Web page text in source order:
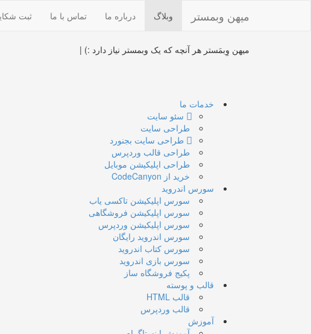
میهن وبمستر وبلاگ درباره ما تماس با ما ثبت
میهن وِبمَستر هر آنچه که یک وبمستر نیاز دارد :) |
خدمات ما
سئو سایت
طراحی سایت
طراحی سایت بجنورد
طراحی قالب وردپرس
طراحی اپلیکیشن موبایل
خرید از CodeCanyon
سورس اندروید
سورس اپلیکیشن تاکسی یاب
سورس اپلیکیشن فروشگاهی
سورس اپلیکیشن وردپرس
سورس اندروید رایگان
سورس کتاب اندروید
سورس بازی اندروید
پکیج فروشگاه ساز
قالب و پوسته
قالب HTML
قالب وردپرس
آموزش